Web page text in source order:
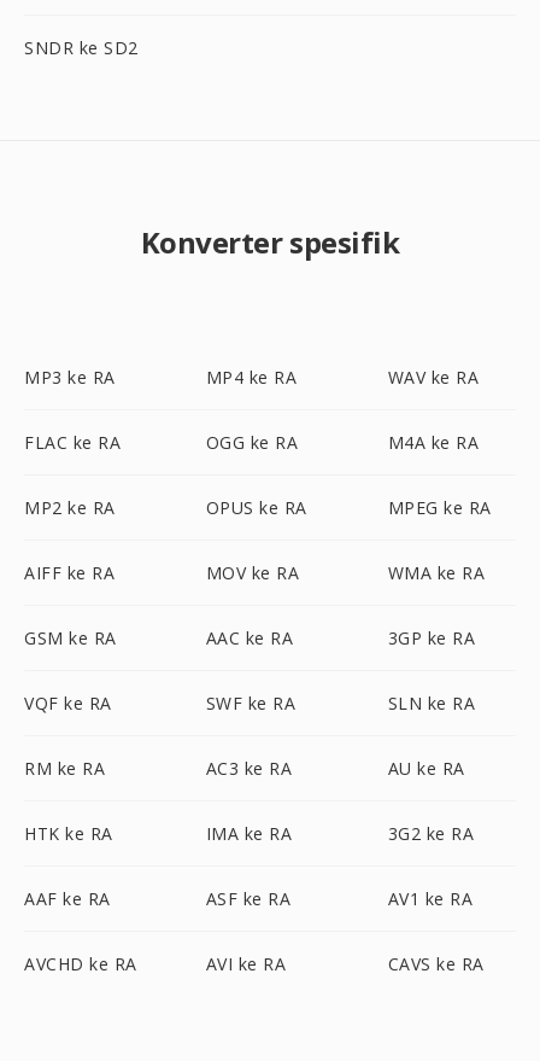
SNDR ke SD2
Konverter spesifik
MP3 ke RA MP4 ke RA WAV ke RA
FLAC ke RA OGG ke RA M4A ke RA
MP2 ke RA OPUS ke RA MPEG ke RA
AIFF ke RA MOV ke RA WMA ke RA
GSM ke RA AAC ke RA 3GP ke RA
VQF ke RA SWF ke RA SLN ke RA
RM ke RA AC3 ke RA AU ke RA
HTK ke RA IMA ke RA 3G2 ke RA
AAF ke RA ASF ke RA AV1 ke RA
AVCHD ke RA AVI ke RA CAVS ke RA